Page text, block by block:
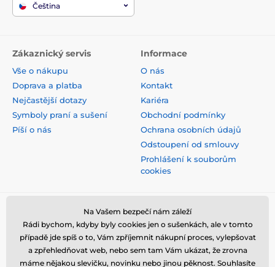
Čeština
Zákaznický servis
Vše o nákupu
Doprava a platba
Nejčastější dotazy
Symboly praní a sušení
Píší o nás
Informace
O nás
Kontakt
Kariéra
Obchodní podmínky
Ochrana osobních údajů
Odstoupení od smlouvy
Prohlášení k souborům
cookies
Bezpečná platba kartou
Na Vašem bezpečí nám záleží
Rádi bychom, kdyby byly cookies jen o sušenkách, ale v tomto
případě jde spíš o to, Vám zpříjemnit nákupní proces, vylepšovat
a zpřehledňovat web, nebo sem tam Vám ukázat, že zrovna
máme nějakou slevičku, novinku nebo jinou pěknost. Souhlasíte